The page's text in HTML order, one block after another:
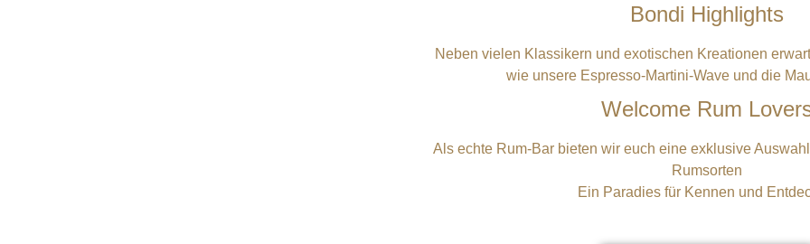
Bondi Highlights
Neben vielen Klassikern und exotischen Kreationen
wie unsere Espresso-Martini-Wave und die
Welcome Rum
Als echte Rum-Bar bieten wir euch eine exklusive
Rumsorten
Ein Paradies für Kennen und